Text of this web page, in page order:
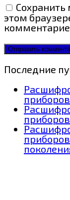
Сохранить
этом
Последние